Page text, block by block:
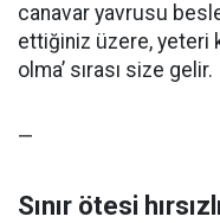
canavar yavrusu
ettiğiniz üzere, yeteri
olma’ sırası size gelir.
—
Sınır ötesi